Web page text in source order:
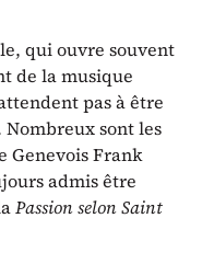
qui ouvre souvent
de la musique
pas à être
sont les
Genevois Frank
admis être
Passion selon Saint